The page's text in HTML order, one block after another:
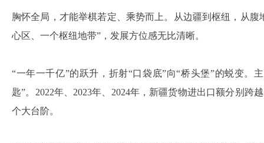
胸怀全局，才能举棋若定、乘势而上。从边疆到枢纽，从
心区、一个枢纽地带”，发展方位感无比清晰。
“一年一千亿”的跃升，折射“口袋底”向“桥头堡”的蜕变。
匙”。2022年、2023年、2024年，新疆货物进出口额分别跨
个大台阶。